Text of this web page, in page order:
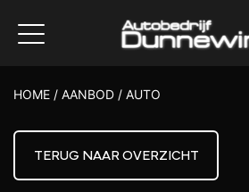
HOME / AANBOD / AUTO
TERUG NAAR OVERZICHT